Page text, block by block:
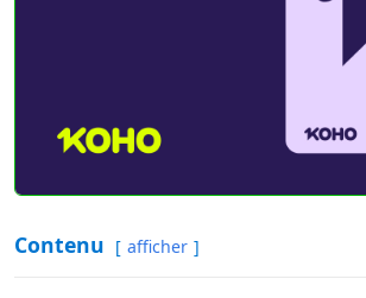
Contenu afficher